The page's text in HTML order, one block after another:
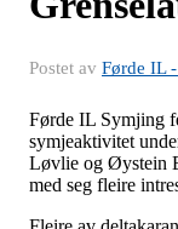
Postet av Førde IL
Førde IL Symjing
symjeaktivitet
Løvlie og Øystein
med seg fleire